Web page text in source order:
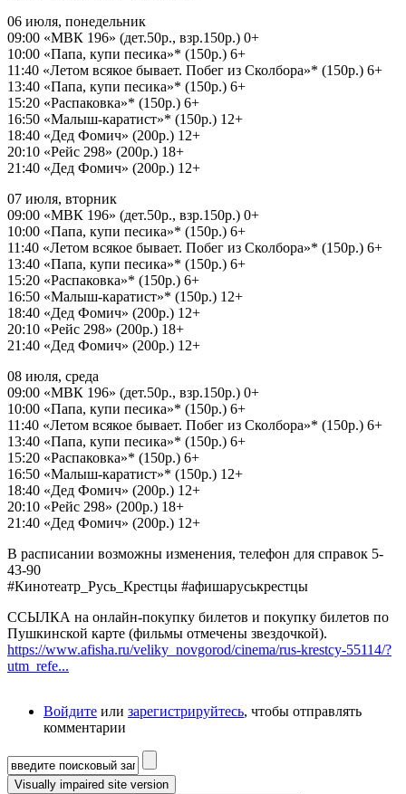
06 июля, понедельник
09:00 «МВК 196» (дет.50р., взр.150р.) 0+
10:00 «Папа, купи песика»* (150р.) 6+
11:40 «Летом всякое бывает. Побег из Сколбора»* (150р.) 6+
13:40 «Папа, купи песика»* (150р.) 6+
15:20 «Распаковка»* (150р.) 6+
16:50 «Малыш-каратист»* (150р.) 12+
18:40 «Дед Фомич» (200р.) 12+
20:10 «Рейс 298» (200р.) 18+
21:40 «Дед Фомич» (200р.) 12+
07 июля, вторник
09:00 «МВК 196» (дет.50р., взр.150р.) 0+
10:00 «Папа, купи песика»* (150р.) 6+
11:40 «Летом всякое бывает. Побег из Сколбора»* (150р.) 6+
13:40 «Папа, купи песика»* (150р.) 6+
15:20 «Распаковка»* (150р.) 6+
16:50 «Малыш-каратист»* (150р.) 12+
18:40 «Дед Фомич» (200р.) 12+
20:10 «Рейс 298» (200р.) 18+
21:40 «Дед Фомич» (200р.) 12+
08 июля, среда
09:00 «МВК 196» (дет.50р., взр.150р.) 0+
10:00 «Папа, купи песика»* (150р.) 6+
11:40 «Летом всякое бывает. Побег из Сколбора»* (150р.) 6+
13:40 «Папа, купи песика»* (150р.) 6+
15:20 «Распаковка»* (150р.) 6+
16:50 «Малыш-каратист»* (150р.) 12+
18:40 «Дед Фомич» (200р.) 12+
20:10 «Рейс 298» (200р.) 18+
21:40 «Дед Фомич» (200р.) 12+
В расписании возможны изменения, телефон для справок 5-
43-90
#Кинотеатр_Русь_Крестцы #афишаруськрестцы
ССЫЛКА на онлайн-покупку билетов и покупку билетов по
Пушкинской карте (фильмы отмечены звездочкой).
https://www.afisha.ru/veliky_novgorod/cinema/rus-krestcy-55114/?
utm_refe...
Войдите или зарегистрируйтесь, чтобы отправлять
комментарии
Форма поиска